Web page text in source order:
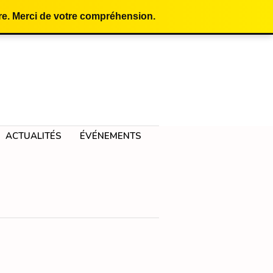
Merci de votre compréhension.
ACTUALITÉS ÉVÉNEMENTS